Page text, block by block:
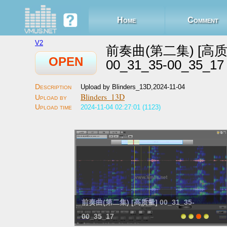
Home Comment
OPEN
V2
前奏曲(第二集) [高
00_31_35-00_35_17
Upload by Blinders_13D,2024-11-04
Blinders_13D
2024-11-04 02:27:01 (1123)
奏曲(第二集) [高质量] 00_31_35-
前奏曲(第二集) [高质
00_35_17